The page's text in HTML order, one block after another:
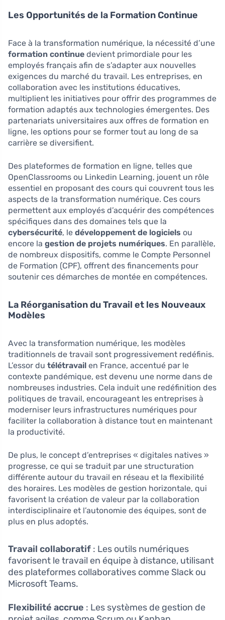
Les Opportunités de la Formation Continue
Face à la transformation numérique, la nécessité d’une
formation continue devient primordiale pour les
employés français afin de s’adapter aux nouvelles
exigences du marché du travail. Les entreprises, en
collaboration avec les institutions éducatives,
multiplient les initiatives pour offrir des programmes de
formation adaptés aux technologies émergentes. Des
partenariats universitaires aux offres de formation en
ligne, les options pour se former tout au long de sa
carrière se diversifient.
Des plateformes de formation en ligne, telles que
OpenClassrooms ou Linkedin Learning, jouent un rôle
essentiel en proposant des cours qui couvrent tous les
aspects de la transformation numérique. Ces cours
permettent aux employés d’acquérir des compétences
spécifiques dans des domaines tels que la
cybersécurité, le développement de logiciels ou
encore la gestion de projets numériques. En parallèle,
de nombreux dispositifs, comme le Compte Personnel
de Formation (CPF), offrent des financements pour
soutenir ces démarches de montée en compétences.
La Réorganisation du Travail et les Nouveaux
Modèles
Avec la transformation numérique, les modèles
traditionnels de travail sont progressivement redéfinis.
L’essor du télétravail en France, accentué par le
contexte pandémique, est devenu une norme dans de
nombreuses industries. Cela induit une redéfinition des
politiques de travail, encourageant les entreprises à
moderniser leurs infrastructures numériques pour
faciliter la collaboration à distance tout en maintenant
la productivité.
De plus, le concept d’entreprises « digitales natives »
progresse, ce qui se traduit par une structuration
différente autour du travail en réseau et la flexibilité
des horaires. Les modèles de gestion horizontale, qui
favorisent la création de valeur par la collaboration
interdisciplinaire et l’autonomie des équipes, sont de
plus en plus adoptés.
Travail collaboratif : Les outils numériques
favorisent le travail en équipe à distance, utilisant
des plateformes collaboratives comme Slack ou
Microsoft Teams.
Flexibilité accrue : Les systèmes de gestion de